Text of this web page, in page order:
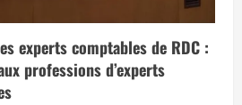
experts comptables de RDC :
professions d’experts